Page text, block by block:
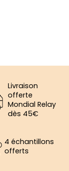
Livraison
offerte
Mondial Relay
dès 45€
4 échantillons
offerts